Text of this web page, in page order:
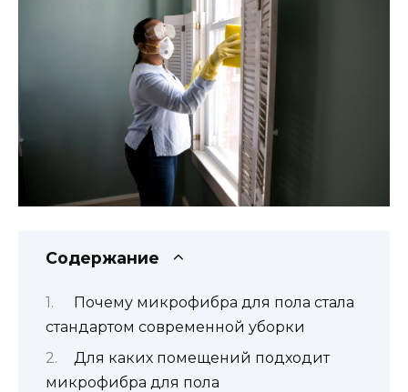
Содержание
Почему микрофибра для пола стала
стандартом современной уборки
Для каких помещений подходит
микрофибра для пола